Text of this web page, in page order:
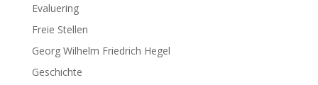
Evaluering
Freie Stellen
Georg Wilhelm Friedrich Hegel
Geschichte